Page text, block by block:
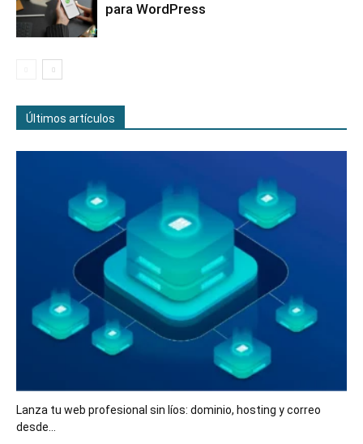
para WordPress
Últimos artículos
Lanza tu web profesional sin líos: dominio, hosting y correo
desde...